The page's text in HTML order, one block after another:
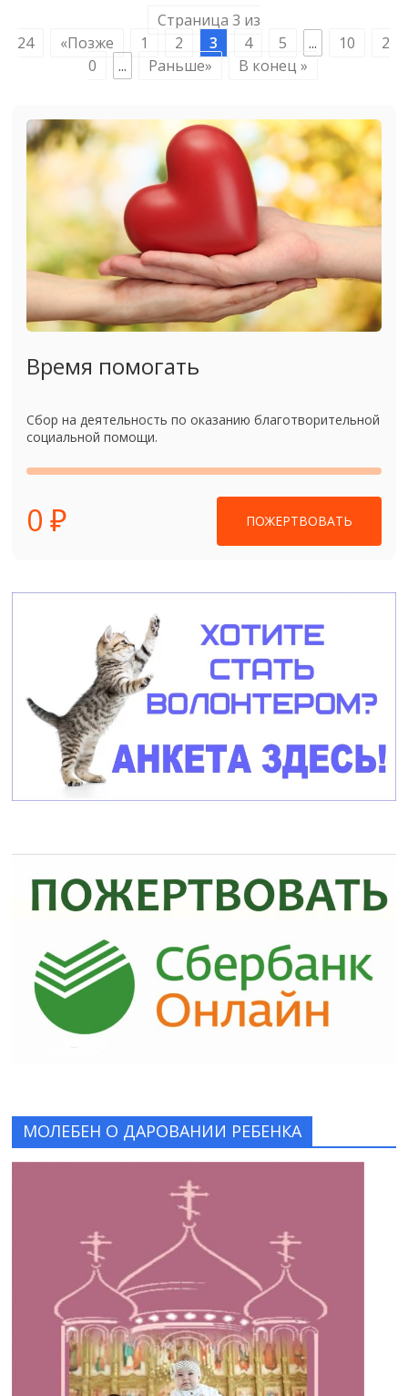
Страница 3 из
24
«Позже 1 2 3 4 5 ... 10
2
0
... Раньше» В конец »
Время помогать
Сбор на деятельность по оказанию благотворительной
социальной помощи.
0 ₽ ПОЖЕРТВОВАТЬ
МОЛЕБЕН О ДАРОВАНИИ РЕБЕНКА